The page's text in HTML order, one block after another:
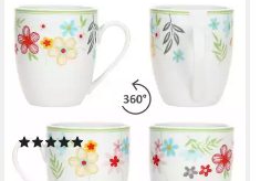
MAMBOCAT
Becher 6er Set Variant
Blümchen Kaffeebecher
350ml bunte Porzellantassen,
Porzellan
(7)
22,99 € UVP34,99 €